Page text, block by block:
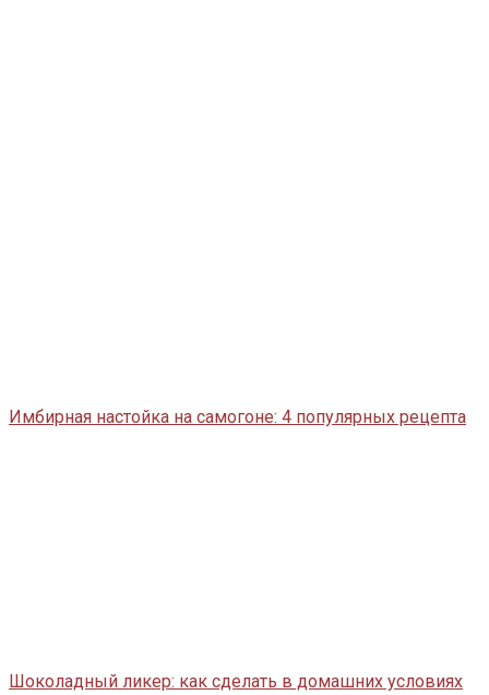
Имбирная настойка на самогоне: 4 популярных рецепта
Шоколадный ликер: как сделать в домашних условиях